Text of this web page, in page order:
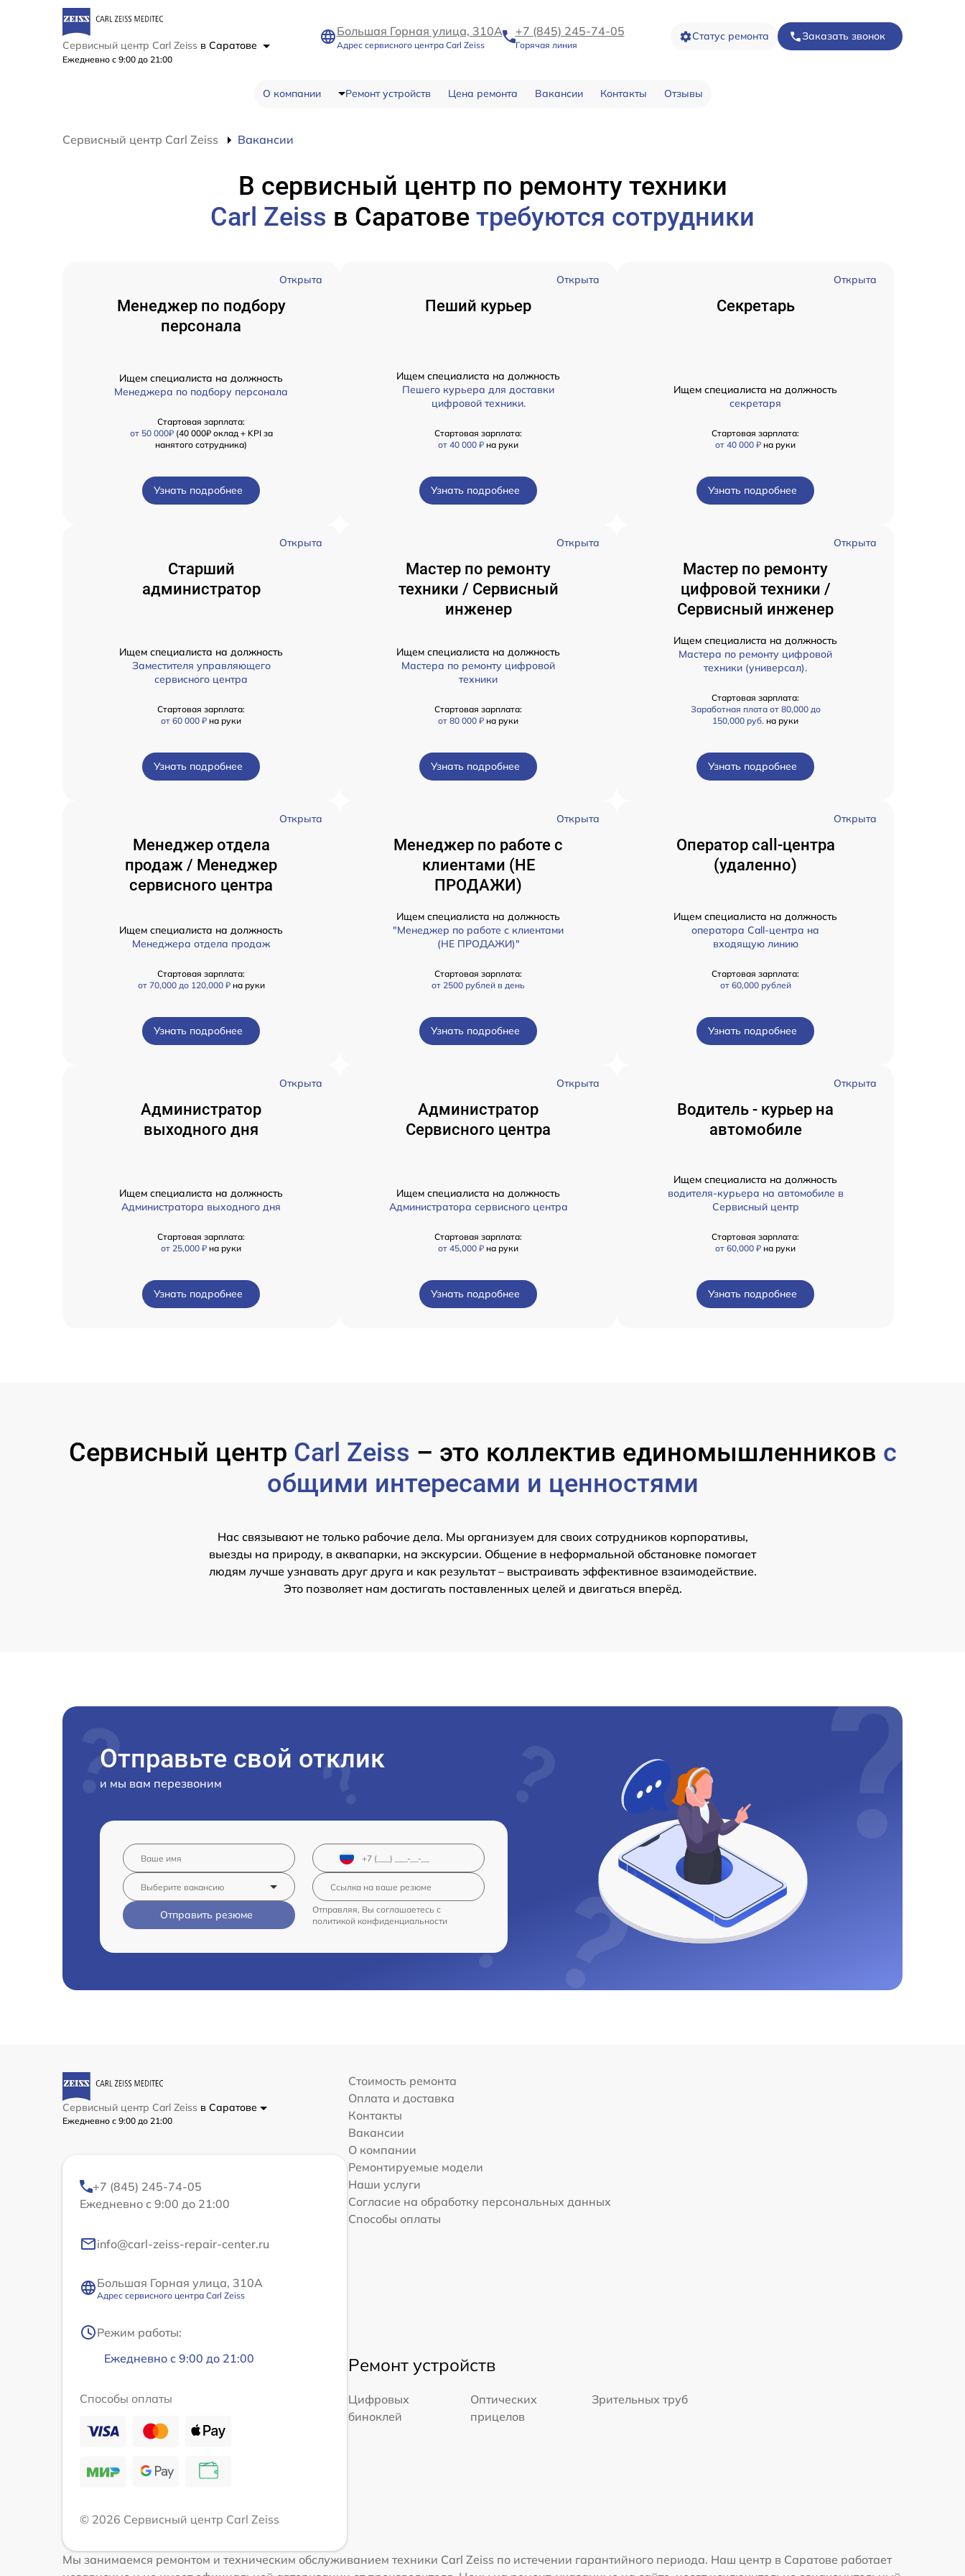
Сервисный центр Carl Zeiss в Саратове
Ежедневно с 9:00 до 21:00
Большая Горная улица, 310А
Адрес сервисного центра Carl Zeiss
+7 (845) 245-74-05
Горячая линия
Статус ремонта Заказать звонок
О компании Ремонт устройств Цена ремонта Вакансии Контакты Отзывы
Сервисный центр Carl Zeiss Вакансии
В сервисный центр по ремонту техники
Carl Zeiss в Саратове требуются сотрудники
Открыта
Менеджер по подбору
персонала
Ищем специалиста на должность
Менеджера по подбору персонала
Стартовая зарплата:
от 50 000₽(40 000₽ оклад + KPI за
нанятого сотрудника)
Узнать подробнее
Открыта
Пеший курьер
Ищем специалиста на должность
Пешего курьера для доставки
цифровой техники.
Стартовая зарплата:
от 40 000 ₽ на руки
Узнать подробнее
Открыта
Секретарь
Ищем специалиста на должность
секретаря
Стартовая зарплата:
от 40 000 ₽ на руки
Узнать подробнее
Открыта
Старший
администратор
Ищем специалиста на должность
Заместителя управляющего
сервисного центра
Стартовая зарплата:
от 60 000 ₽ на руки
Узнать подробнее
Открыта
Мастер по ремонту
техники / Сервисный
инженер
Ищем специалиста на должность
Мастера по ремонту цифровой
техники
Стартовая зарплата:
от 80 000 ₽ на руки
Узнать подробнее
Открыта
Мастер по ремонту
цифровой техники /
Сервисный инженер
Ищем специалиста на должность
Мастера по ремонту цифровой
техники (универсал).
Стартовая зарплата:
Заработная плата от 80,000 до
150,000 руб. на руки
Узнать подробнее
Открыта
Менеджер отдела
продаж / Менеджер
сервисного центра
Ищем специалиста на должность
Менеджера отдела продаж
Стартовая зарплата:
от 70,000 до 120,000 ₽ на руки
Узнать подробнее
Открыта
Менеджер по работе с
клиентами (НЕ
ПРОДАЖИ)
Ищем специалиста на должность
"Менеджер по работе с клиентами
(НЕ ПРОДАЖИ)"
Стартовая зарплата:
от 2500 рублей в день
Узнать подробнее
Открыта
Оператор call-центра
(удаленно)
Ищем специалиста на должность
оператора Call-центра на
входящую линию
Стартовая зарплата:
от 60,000 рублей
Узнать подробнее
Открыта
Администратор
выходного дня
Ищем специалиста на должность
Администратора выходного дня
Стартовая зарплата:
от 25,000 ₽ на руки
Узнать подробнее
Открыта
Администратор
Сервисного центра
Ищем специалиста на должность
Администратора сервисного центра
Стартовая зарплата:
от 45,000 ₽ на руки
Узнать подробнее
Открыта
Водитель - курьер на
автомобиле
Ищем специалиста на должность
водителя-курьера на автомобиле в
Сервисный центр
Стартовая зарплата:
от 60,000 ₽ на руки
Узнать подробнее
Сервисный центр Carl Zeiss – это коллектив единомышленников с
общими интересами и ценностями
Нас связывают не только рабочие дела. Мы организуем для своих сотрудников корпоративы,
выезды на природу, в аквапарки, на экскурсии. Общение в неформальной обстановке помогает
людям лучше узнавать друг друга и как результат – выстраивать эффективное взаимодействие.
Это позволяет нам достигать поставленных целей и двигаться вперёд.
Отправьте свой отклик
и мы вам перезвоним
Отправить резюме
Отправляя, Вы соглашаетесь с
политикой конфиденциальности
Сервисный центр Carl Zeiss в Саратове
Ежедневно с 9:00 до 21:00
+7 (845) 245-74-05
Ежедневно с 9:00 до 21:00
info@carl-zeiss-repair-center.ru
Большая Горная улица, 310А
Адрес сервисного центра Carl Zeiss
Режим работы:
Ежедневно с 9:00 до 21:00
Способы оплаты
© 2026 Сервисный центр Carl Zeiss
Стоимость ремонта
Оплата и доставка
Контакты
Вакансии
О компании
Ремонтируемые модели
Наши услуги
Согласие на обработку персональных данных
Способы оплаты
Ремонт устройств
Цифровых
биноклей
Оптических
прицелов
Зрительных труб
Мы занимаемся ремонтом и техническим обслуживанием техники Carl Zeiss по истечении гарантийного периода. Наш центр в Саратове работает